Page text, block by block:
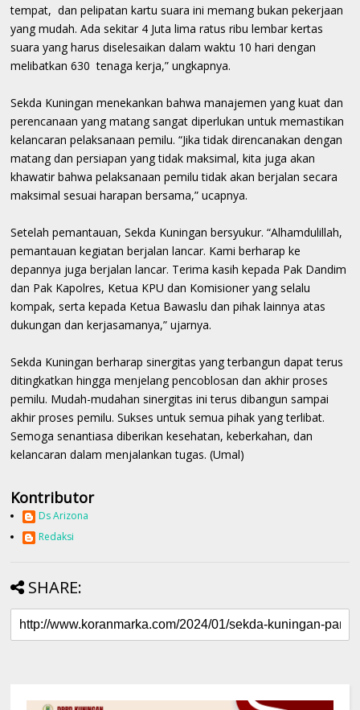
tempat, dan pelipatan kartu suara ini memang bukan pekerjaan
yang mudah. Ada sekitar 4 Juta lima ratus ribu lembar kertas
suara yang harus diselesaikan dalam waktu 10 hari dengan
melibatkan 630 tenaga kerja,” ungkapnya.
Sekda Kuningan menekankan bahwa manajemen yang kuat dan
perencanaan yang matang sangat diperlukan untuk memastikan
kelancaran pelaksanaan pemilu. “Jika tidak direncanakan dengan
matang dan persiapan yang tidak maksimal, kita juga akan
khawatir bahwa pelaksanaan pemilu tidak akan berjalan secara
maksimal sesuai harapan bersama,” ucapnya.
Setelah pemantauan, Sekda Kuningan bersyukur. “Alhamdulillah,
pemantauan kegiatan berjalan lancar. Kami berharap ke
depannya juga berjalan lancar. Terima kasih kepada Pak Dandim
dan Pak Kapolres, Ketua KPU dan Komisioner yang selalu
kompak, serta kepada Ketua Bawaslu dan pihak lainnya atas
dukungan dan kerjasamanya,” ujarnya.
Sekda Kuningan berharap sinergitas yang terbangun dapat terus
ditingkatkan hingga menjelang pencoblosan dan akhir proses
pemilu. Mudah-mudahan sinergitas ini terus dibangun sampai
akhir proses pemilu. Sukses untuk semua pihak yang terlibat.
Semoga senantiasa diberikan kesehatan, keberkahan, dan
kelancaran dalam menjalankan tugas. (Umal)
Kontributor
Ds Arizona
Redaksi
SHARE: